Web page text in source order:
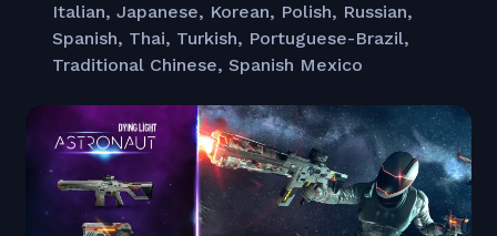
Italian, Japanese, Korean, Polish, Russian,
Spanish, Thai, Turkish, Portuguese-Brazil,
Traditional Chinese, Spanish Mexico